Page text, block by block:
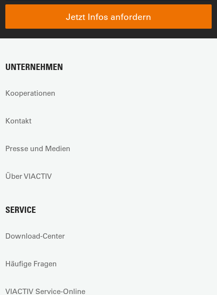
Jetzt Infos anfordern
UNTERNEHMEN
Kooperationen
Kontakt
Presse und Medien
Über VIACTIV
SERVICE
Download-Center
Häufige Fragen
VIACTIV Service-Online